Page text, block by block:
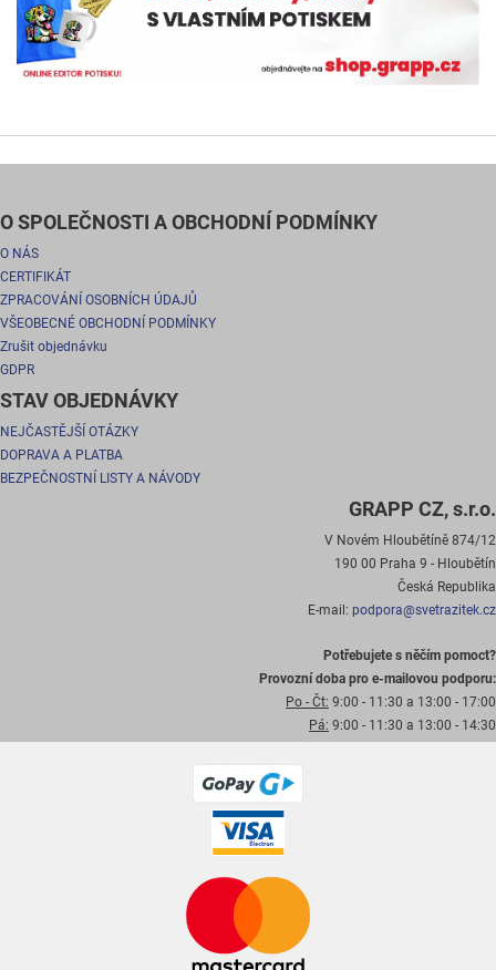
O SPOLEČNOSTI A OBCHODNÍ PODMÍNKY
O NÁS
CERTIFIKÁT
ZPRACOVÁNÍ OSOBNÍCH ÚDAJŮ
VŠEOBECNÉ OBCHODNÍ PODMÍNKY
Zrušit objednávku
GDPR
STAV OBJEDNÁVKY
NEJČASTĚJŠÍ OTÁZKY
DOPRAVA A PLATBA
BEZPEČNOSTNÍ LISTY A NÁVODY
GRAPP CZ, s.r.o.
V Novém Hloubětíně 874/12
190 00 Praha 9 - Hloubětín
Česká Republika
E-mail: podpora@svetrazitek.cz
Potřebujete s něčím pomoct?
Provozní doba pro e-mailovou podporu:
Po - Čt: 9:00 - 11:30 a 13:00 - 17:00
Pá: 9:00 - 11:30 a 13:00 - 14:30